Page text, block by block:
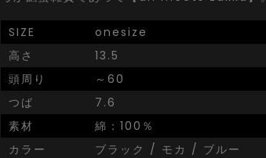
SIZE
onesize
高さ
13.5
頭周り
～60
つば
7.6
素材
綿：100％
カラー
ブラック / モカ / ブルー